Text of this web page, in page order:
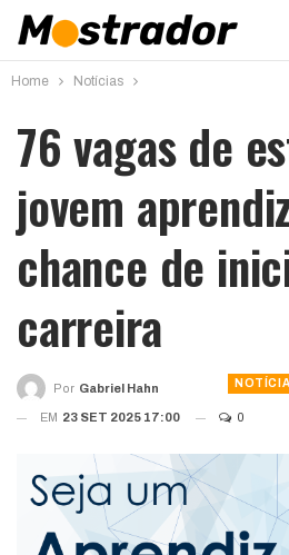
Home Notícias
76 vagas de
jovem
chance de
carreira
Por Gabriel Hahn
EM 23 SET 2025 17:00 0